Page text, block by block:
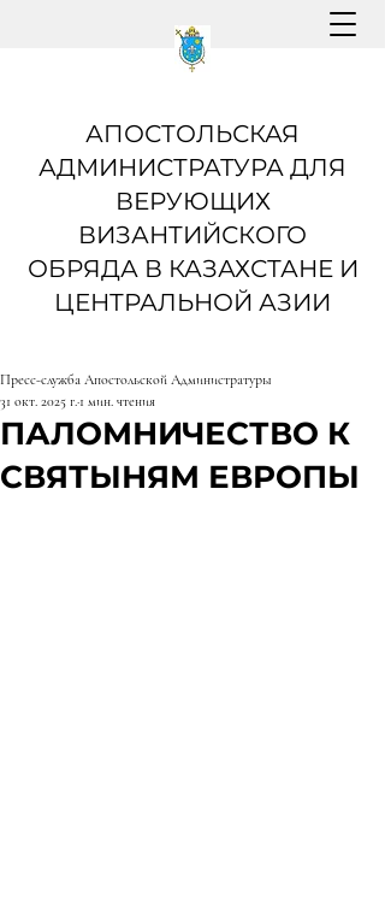
АПОСТОЛЬСКАЯ
АДМИНИСТРАТУРА ДЛЯ
ВЕРУЮЩИХ
ВИЗАНТИЙСКОГО
ОБРЯДА В КАЗАХСТАНЕ И
ЦЕНТРАЛЬНОЙ АЗИИ
ПАЛОМНИЧЕСТВО К
СВЯТЫНЯМ ЕВРОПЫ
Пресс-служба Апостольской Администратуры
31 окт. 2025 г. 1 мин. чтения